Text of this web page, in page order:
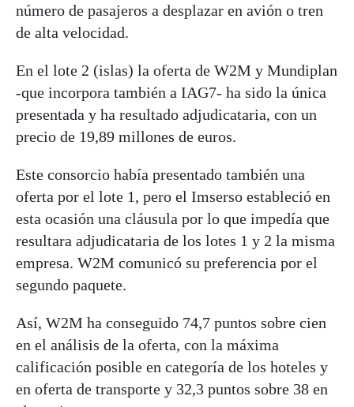
número de pasajeros a desplazar en avión o tren
de alta velocidad.
En el lote 2 (islas) la oferta de W2M y Mundiplan
-que incorpora también a IAG7- ha sido la única
presentada y ha resultado adjudicataria, con un
precio de 19,89 millones de euros.
Este consorcio había presentado también una
oferta por el lote 1, pero el Imserso estableció en
esta ocasión una cláusula por lo que impedía que
resultara adjudicataria de los lotes 1 y 2 la misma
empresa. W2M comunicó su preferencia por el
segundo paquete.
Así, W2M ha conseguido 74,7 puntos sobre cien
en el análisis de la oferta, con la máxima
calificación posible en categoría de los hoteles y
en oferta de transporte y 32,3 puntos sobre 38 en